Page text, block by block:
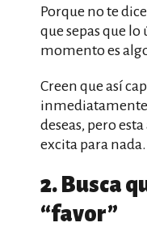
Porque no te
que sepas que lo
momento es
Creen que así
inmediatamente
deseas, pero
excita para nada.
2. Busca
“favor”